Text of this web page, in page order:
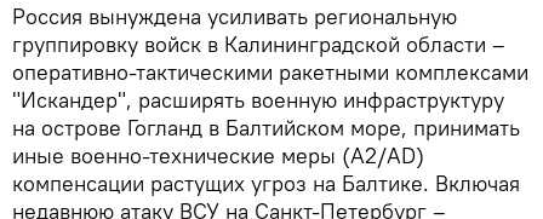
Россия вынуждена усиливать региональную
группировку войск в Калининградской области –
оперативно-тактическими ракетными комплексами
"Искандер", расширять военную инфраструктуру
на острове Гогланд в Балтийском море, принимать
иные военно-технические меры (A2/AD)
компенсации растущих угроз на Балтике. Включая
недавнюю атаку ВСУ на Санкт-Петербург –